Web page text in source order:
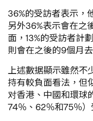
36%的受訪者表示，
另外36%表示會在之
面，13%的受訪者計
則會在之後的9個月去
上述數据顯示雖然不
持有較負面看法，但
对香港、中國和環球
74％、62％和75％